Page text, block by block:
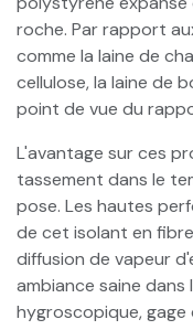
roche. Par rapport
comme la laine de
cellulose, la laine de
point de vue du
L'avantage sur ces
tassement dans le
pose. Les hautes
de cet isolant en
diffusion de vapeur
ambiance saine
hygroscopique, gage